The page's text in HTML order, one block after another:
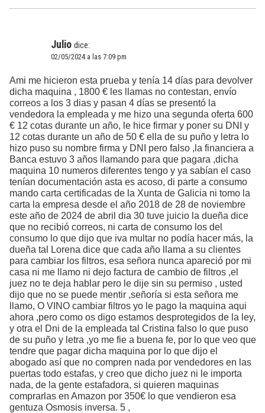
Julio dice:
02/05/2024 a las 7:09 pm
Ami me hicieron esta prueba y tenía 14 días para devolver
dicha maquina , 1800 € les llamas no contestan, envío
correos a los 3 dias y pasan 4 días se presentó la
vendedora la empleada y me hizo una segunda oferta 600
€ 12 cotas durante un año, le hice firmar y poner su DNI y
12 cotas durante un año de 50 € ella de su puño y letra lo
hizo puso su nombre firma y DNI pero falso ,la financiera a
Banca estuvo 3 años llamando para que pagara ,dicha
maquina 10 numeros diferentes tengo y ya sabían el caso
tenían documentación asta es acoso, di parte a consumo
mando carta certificadas de la Xunta de Galicia ni tomo la
carta la empresa desde el año 2018 de 28 de noviembre
este año de 2024 de abril dia 30 tuve juicio la dueña dice
que no recibió correos, ni carta de consumo los del
consumo lo que dijo que iva multar no podía hacer más, la
dueña tal Lorena dice que cada año llama a su clientes
para cambiar los filtros, esa señora nunca apareció por mi
casa ni me llamo ni dejo factura de cambio de filtros ,el
juez no te deja hablar pero le dije sin su permiso , usted
dijo que no se puede mentir ,señoría si esta señora me
llamo, O VINO cambiar filtros yo le pago la maquina aqui
ahora ,pero como os digo estamos desprotegidos de la ley,
y otra el Dni de la empleada tal Cristina falso lo que puso
de su puño y letra ,yo me fie a buena fe, por lo que veo que
tendre que pagar dicha maquina por lo que dijo el
abogado así que no compren nada por vendedores en las
puertas todo estafas, y creo que dicho juez ni le importa
nada, de la gente estafadora, si quieren maquinas
comprarlas en Amazon por 350€ lo que vendieron esa
gentuza Osmosis inversa. 5 ,